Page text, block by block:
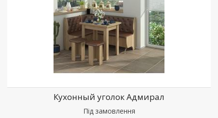
Кухонный уголок Адмирал
Пiд замовлення